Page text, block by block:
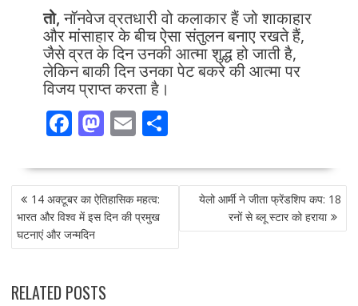
तो,नॉनवेज व्रतधारी वो कलाकार हैं जो शाकाहार
और मांसाहार के बीच ऐसा संतुलन बनाए रखते हैं,
जैसे व्रत के दिन उनकी आत्मा शुद्ध हो जाती है,
लेकिन बाकी दिन उनका पेट बकरे की आत्मा पर
विजय प्राप्त करता है।
F
e
b
o
o
k
M
to
d
o
n
E
ai
l
S
ar
POST
NAVIGATION
14 अक्टूबर का ऐतिहासिक महत्व:
भारत और विश्व में इस दिन की प्रमुख
घटनाएं और जन्मदिन
येलो आर्मी ने जीता फ्रेंडशिप कप: 18
रनों से ब्लू स्टार को हराया
RELATED POSTS